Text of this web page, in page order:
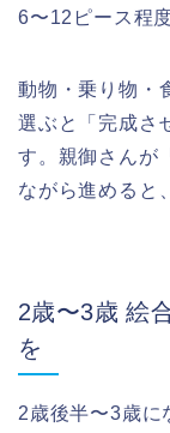
6〜12ピース程
動物・乗り物・
選ぶと「完成さ
す。親御さんが
ながら進めると
2歳〜3歳 絵
を
2歳後半〜3歳に